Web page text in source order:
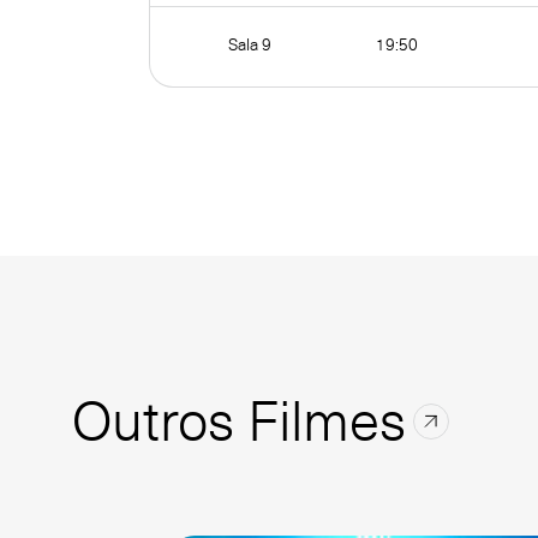
Sala 9 19:50
Outros Filmes